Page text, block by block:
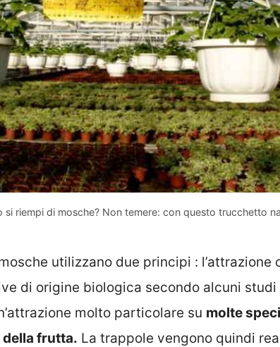
si riempi di mosche? Non temere: con questo trucchetto
utilizzano due principi : l’attrazione
di origine biologica secondo alcuni
molto particolare su molte
della frutta. La trappole vengono quindi